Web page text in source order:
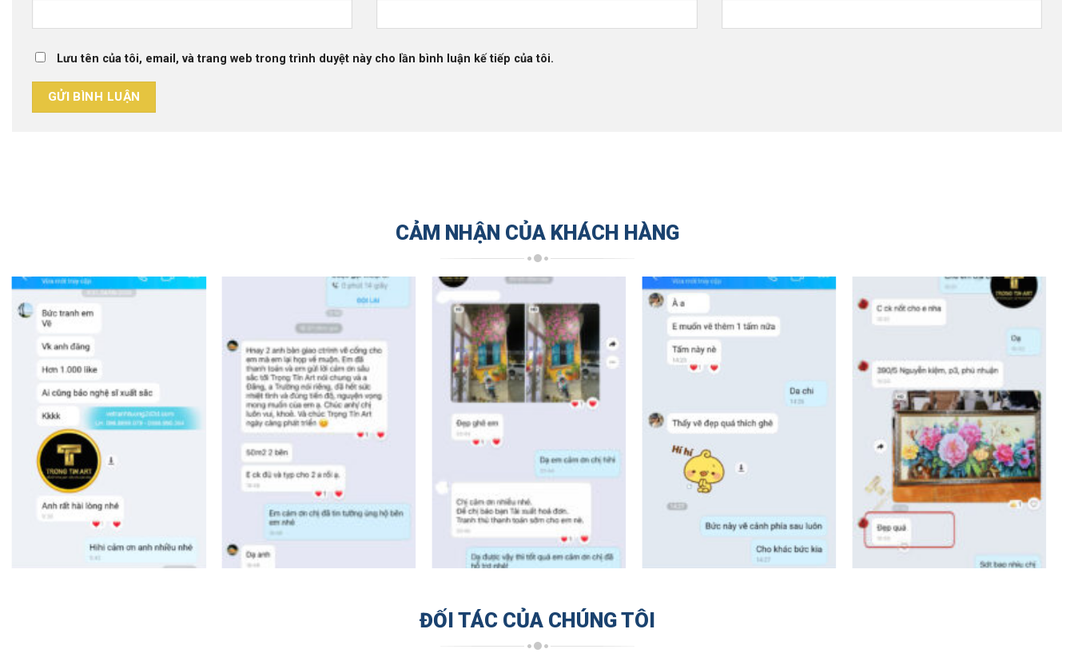
Lưu tên của tôi, email, và trang web trong trình duyệt này cho lần bình luận kế tiếp của tôi.
CẢM NHẬN CỦA KHÁCH HÀNG
ĐỐI TÁC CỦA CHÚNG TÔI